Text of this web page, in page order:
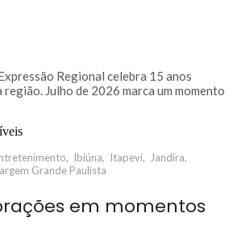
Regional celebra 15 anos
Julho de 2026 marca um momento
, Ibiúna, Itapevi, Jandira,
Grande Paulista
em momentos